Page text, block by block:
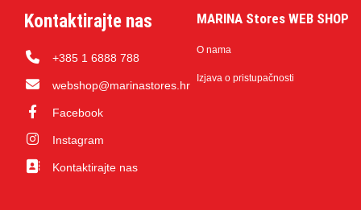
Kontaktirajte nas
+385 1 6888 788
webshop@marinastores.hr
Facebook
Instagram
Kontaktirajte nas
MARINA Stores WEB SHOP
O nama
Izjava o pristupačnosti